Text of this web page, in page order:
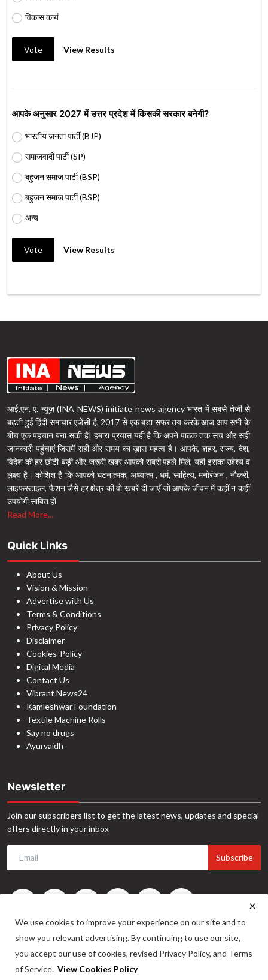
विकास कार्य
Vote View Results
आपके अनुसार 2027 में उत्तर प्रदेश में किसकी सरकार बनेगी?
भारतीय जनता पार्टी (BJP)
समाजवादी पार्टी (SP)
बहुजन समाज पार्टी (BSP)
बहुजन समाज पार्टी (BSP)
अन्य
Vote View Results
आई.एन. ए. न्यूज़ (INA NEWS) initiate news agency भारत में सबसे तेजी से
बढ़ती हुई हिंदी समाचार एजेंसी है, 2017 से एक बड़ा सफर तय करके आज आप सभी के
बीच एक पहचान बना सकी है| हमारा प्रयास यही है कि अपने पाठक तक सच और सही
जानकारी पहुंचाएं जिसमें सही और समय का ख़ास महत्व है। आपके, शहर, राज्य, देश,
विदेश की हर छोटी-बड़ी और जरूरी खबर आपको सबसे पहले मिले, यही इसका उद्देश्य व
लक्ष्य है। कोशिश है कि आपको घटनात्मक, अध्यात्म , धर्म, साहित्य, मनोरंजन , नौकरी,
लाइफस्टाइल, फैशन जैसे हर क्षेत्र की वो ख़बरें दी जाएँ जो आपके जीवन में कहीं न कहीं
उपयोगी साबित हों
Read More...
Quick Links
About Us
Vision & Mission
Advertise with Us
Terms & Conditions
Privacy Policy
Disclaimer
Cookies-Policy
Digital Media
Contact Us
Vibrant News24
Kamleshwar Foundation
Textile Machine Rolls
Say no drugs
Ayurvaidh
Newsletter
Join our subscribers list to get the latest news, updates and special
offers directly in your inbox
Subscribe
We use cookies to improve your experience on our site and to
show you relevant advertising. By continuing to use our site,
you accept our use of cookies, revised Privacy Policy, and Terms
of Service. View Cookies Policy